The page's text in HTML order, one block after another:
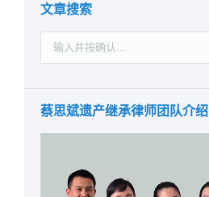
文章搜索
蔡思斌遗产继承律师团队介绍